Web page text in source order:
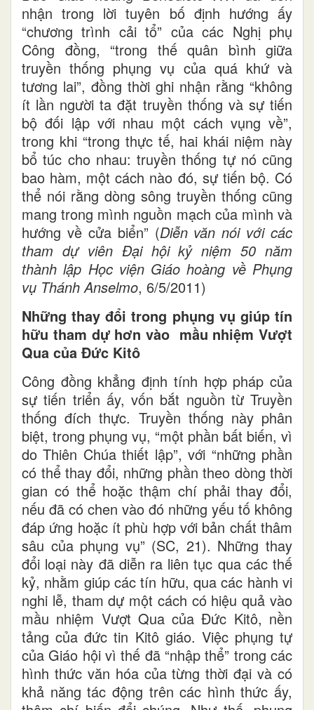
nhận trong lời tuyên bố định hướng ấy
“chương trình cải tổ” của các Nghị phụ
Công đồng, “trong thế quân bình giữa
truyền thống phụng vụ của quá khứ và
tương lai”, đồng thời ghi nhận rằng “không
ít lần người ta đặt truyền thống và sự tiến
bộ đối lập với nhau một cách vụng về”,
trong khi “trong thực tế, hai khái niệm này
bổ túc cho nhau: truyền thống tự nó cũng
bao hàm, một cách nào đó, sự tiến bộ. Có
thể nói rằng dòng sông truyền thống cũng
mang trong mình nguồn mạch của mình và
hướng về cửa biển” (Diễn văn nói với các
tham dự viên Đại hội kỷ niệm 50 năm
thành lập Học viện Giáo hoàng về Phụng
vụ Thánh Anselmo, 6/5/2011)
Những thay đổi trong phụng vụ giúp tín
hữu tham dự hơn vào mầu nhiệm Vượt
Qua của Đức Kitô
Công đồng khẳng định tính hợp pháp của
sự tiến triển ấy, vốn bắt nguồn từ Truyền
thống đích thực. Truyền thống này phân
biệt, trong phụng vụ, “một phần bất biến, vì
do Thiên Chúa thiết lập”, với “những phần
có thể thay đổi, những phần theo dòng thời
gian có thể hoặc thậm chí phải thay đổi,
nếu đã có chen vào đó những yếu tố không
đáp ứng hoặc ít phù hợp với bản chất thâm
sâu của phụng vụ” (SC, 21). Những thay
đổi loại này đã diễn ra liên tục qua các thế
kỷ, nhằm giúp các tín hữu, qua các hành vi
nghi lễ, tham dự một cách có hiệu quả vào
mầu nhiệm Vượt Qua của Đức Kitô, nền
tảng của đức tin Kitô giáo. Việc phụng tự
của Giáo hội vì thế đã “nhập thể” trong các
hình thức văn hóa của từng thời đại và có
khả năng tác động trên các hình thức ấy,